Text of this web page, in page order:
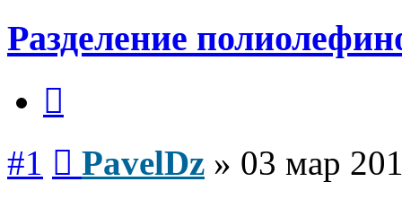
Разделение
#1 PavelDz » 03 мар